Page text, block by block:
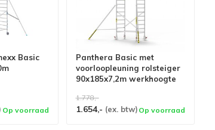
Basic
Op voorraad
Panthera Basic met
voorloopleuning rolsteiger
90x185x7,2m werkhoogte
1.778,-
1.654,- (ex. btw) Op voorraad